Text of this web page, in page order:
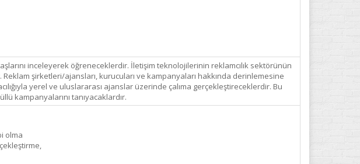
inceleyerek öğreneceklerdir. İletişim teknolojilerinin reklamcılık sektörünün
şirketleri/ajansları, kurucuları ve kampanyaları hakkında derinlemesine
yerel ve uluslararası ajanslar üzerinde çalıma gerçekleştireceklerdir. Bu
kampanyalarını tanıyacaklardır.
olma